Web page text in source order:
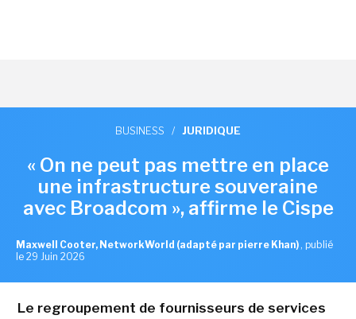
BUSINESS / JURIDIQUE
« On ne peut pas mettre en place
une infrastructure souveraine
avec Broadcom », affirme le Cispe
Maxwell Cooter, NetworkWorld (adapté par pierre Khan) , publié
le 29 Juin 2026
Le regroupement de fournisseurs de services